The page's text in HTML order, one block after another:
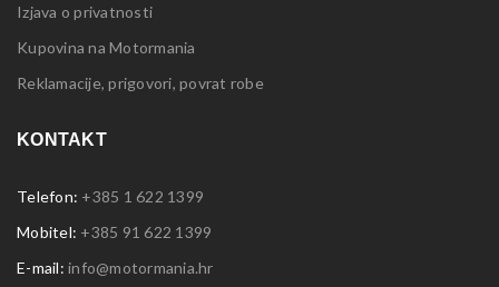
Izjava o privatnosti
Kupovina na Motormania
Reklamacije, prigovori, povrat robe
KONTAKT
Telefon: +385 1 622 1399
Mobitel: +385 91 622 1399
E-mail: info@motormania.hr